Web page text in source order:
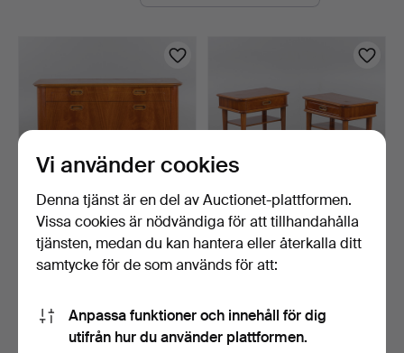
BYRÅ, Swedish Modern,
1900-talets mitt.
7 dagar
64 USD
SÄNGBORD, ett par,
Swedish Modern, 1900-ta…
7 dagar
48 USD
Vi använder cookies
Denna tjänst är en del av Auctionet-plattformen.
Vissa cookies är nödvändiga för att tillhandahålla
tjänsten, medan du kan hantera eller återkalla ditt
samtycke för de som används för att:
Anpassa funktioner och innehåll för dig
utifrån hur du använder plattformen.